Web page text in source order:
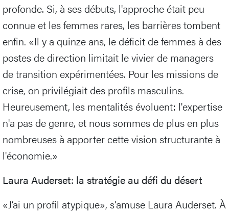
profonde. Si, à ses débuts, l'approche était peu
connue et les femmes rares, les barrières tombent
enfin. «Il y a quinze ans, le déficit de femmes à des
postes de direction limitait le vivier de managers
de transition expérimentées. Pour les missions de
crise, on privilégiait des profils masculins.
Heureusement, les mentalités évoluent: l'expertise
n'a pas de genre, et nous sommes de plus en plus
nombreuses à apporter cette vision structurante à
l'économie.»
Laura Auderset: la stratégie au défi du désert
«J’ai un profil atypique», s'amuse Laura Auderset. À